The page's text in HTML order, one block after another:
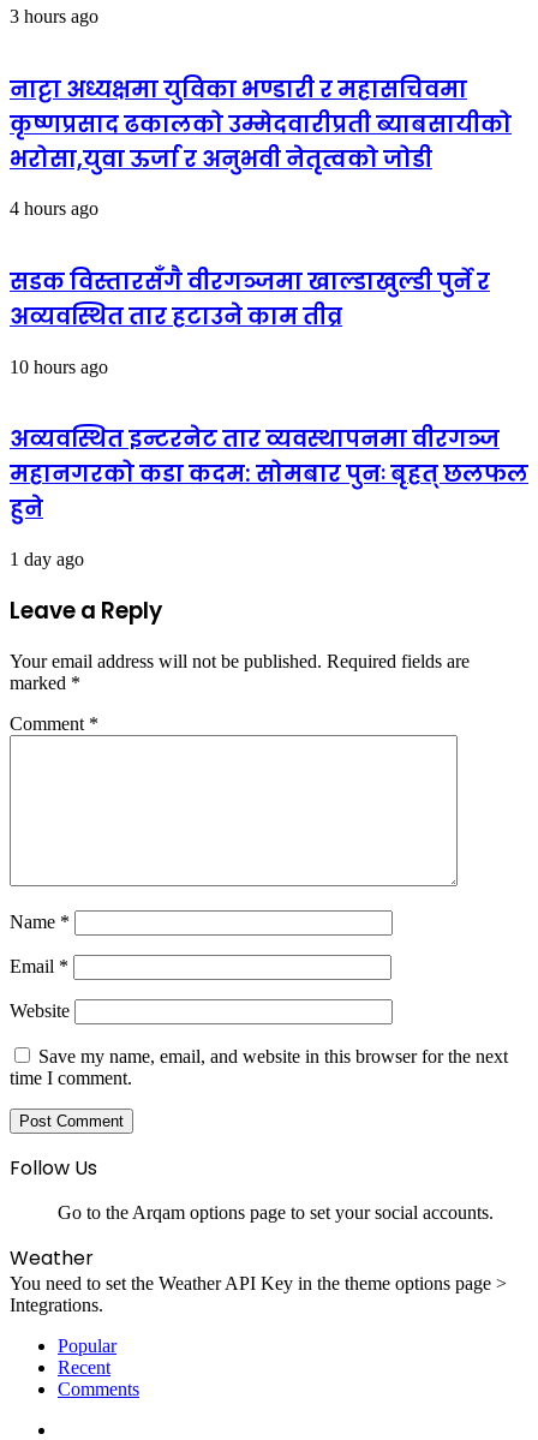
3 hours ago
नाट्टा अध्यक्षमा युविका भण्डारी र महासचिवमा
कृष्णप्रसाद ढकालको उम्मेदवारीप्रती ब्याबसायीको
भरोसा,युवा ऊर्जा र अनुभवी नेतृत्वको जोडी
4 hours ago
सडक विस्तारसँगै वीरगञ्जमा खाल्डाखुल्डी पुर्ने र
अव्यवस्थित तार हटाउने काम तीव्र
10 hours ago
अव्यवस्थित इन्टरनेट तार व्यवस्थापनमा वीरगञ्ज
महानगरको कडा कदम: सोमबार पुनः बृहत् छलफल
हुने
1 day ago
Leave a Reply
Your email address will not be published. Required fields are
marked *
Comment *
Name *
Email *
Website
Save my name, email, and website in this browser for the next
time I comment.
Follow Us
Go to the Arqam options page to set your social accounts.
Weather
You need to set the Weather API Key in the theme options page >
Integrations.
Popular
Recent
Comments